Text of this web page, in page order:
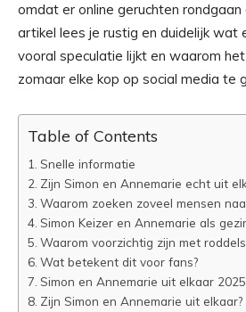
omdat er online geruchten
artikel lees je rustig en duidelijk wat
vooral speculatie lijkt en waarom
zomaar elke kop op social media te
Table of Contents
Snelle informatie
Zijn Simon en Annemarie echt uit
Waarom zoeken zoveel mensen
Simon Keizer en Annemarie als
Waarom voorzichtig zijn met
Wat betekent dit voor fans?
Simon en Annemarie uit elkaar 2025
Zijn Simon en Annemarie uit elkaar?